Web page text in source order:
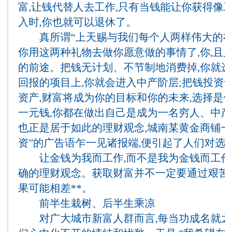
富,让钱代替人去工作,只有当钱能让你获得
入时,你也就可以退休了。
真所谓“上天赐与我们每个人两样伟大的
你用这两种礼物去做你愿意做的事情了,你,
的前途。把钱无计划、不节制地消费掉,你
回报的项目上,你就会进入中产阶层;把钱投
资产,财富将成为你的目标和你的未来,选择
一元钱,你都在做出自己是成为一名穷人、
也正是居于如此的理财观念,城南某黄金商铺
资”的广告语乍一见诸报端,便引起了人们对
让金钱为我而工作,而不是我为金钱而工
确的理财观念。获取财富并不一定要通过艰
果可能相差**。
前半生栽树、后半生乘凉
对广大城市新富人群而言,每当功成名就